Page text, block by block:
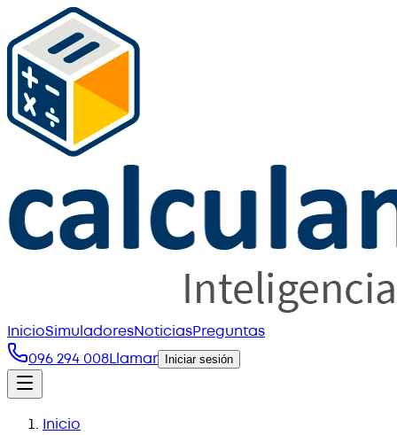
InicioSimuladoresNoticiasPreguntas
096 294 008Llamar Iniciar sesión
Inicio